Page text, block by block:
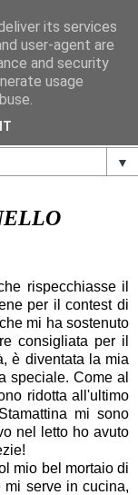
▼
rispecchiasse il
per il contest di
mi ha sostenuto
consigliata per il
è diventata la mia
speciale. Come al
ridotta all'ultimo
mi sono
nel letto ho avuto
mio bel mortaio di
mi serve in cucina,
its services
user-agent are
and security
usage